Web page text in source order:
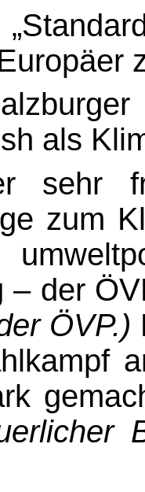
als
sehr
zum
– der
ÖVP.)